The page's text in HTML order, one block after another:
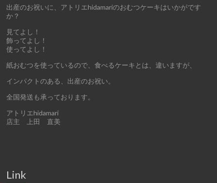
出産のお祝いに、アトリエhidamariのおむつケーキはいかがです
か？
見てよし！
飾ってよし！
使ってよし！
紙おむつを使っているので、食べるケーキとは、違いますが、
インパクトのある、出産のお祝い。
全国発送も承っております。
アトリエhidamari
店主 上田 直美
Link